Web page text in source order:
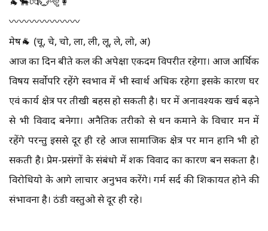
〰️〰️〰️〰️〰️〰️〰️
मेष🐐 (चू, चे, चो, ला, ली, लू, ले, लो, अ)
आज का दिन बीते कल की अपेक्षा एकदम विपरीत रहेगा। आज आर्थिक
विषय सर्वोपरि रहेंगे स्वभाव में भी स्वार्थ अधिक रहेगा इसके कारण घर
एवं कार्य क्षेत्र पर तीखी बहस हो सकती है। घर में अनावश्यक खर्च बढ़ने
से भी विवाद बनेगा। अनैतिक तरीको से धन कमाने के विचार मन में
रहेंगे परन्तु इससे दूर ही रहे आज सामाजिक क्षेत्र पर मान हानि भी हो
सकती है। प्रेम-प्रसंगों के संबंधो में शक विवाद का कारण बन सकता है।
विरोधियो के आगे लाचार अनुभव करेंगे। गर्म सर्द की शिकायत होने की
संभावना है। ठंडी वस्तुओ से दूर ही रहे।